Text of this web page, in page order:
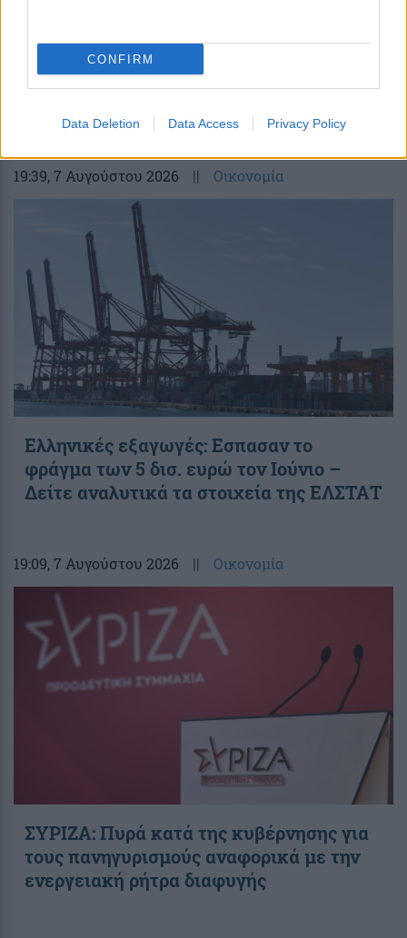
CONFIRM
Data Deletion Data Access Privacy Policy
19:39, 7 Αυγούστου 2026 || Οικονομία
Ελληνικές εξαγωγές: Εσπασαν το
φράγμα των 5 δισ. ευρώ τον Ιούνιο –
Δείτε αναλυτικά τα στοιχεία της ΕΛΣΤΑΤ
19:09, 7 Αυγούστου 2026 || Οικονομία
ΣΥΡΙΖΑ: Πυρά κατά της κυβέρνησης για
τους πανηγυρισμούς αναφορικά με την
ενεργειακή ρήτρα διαφυγής